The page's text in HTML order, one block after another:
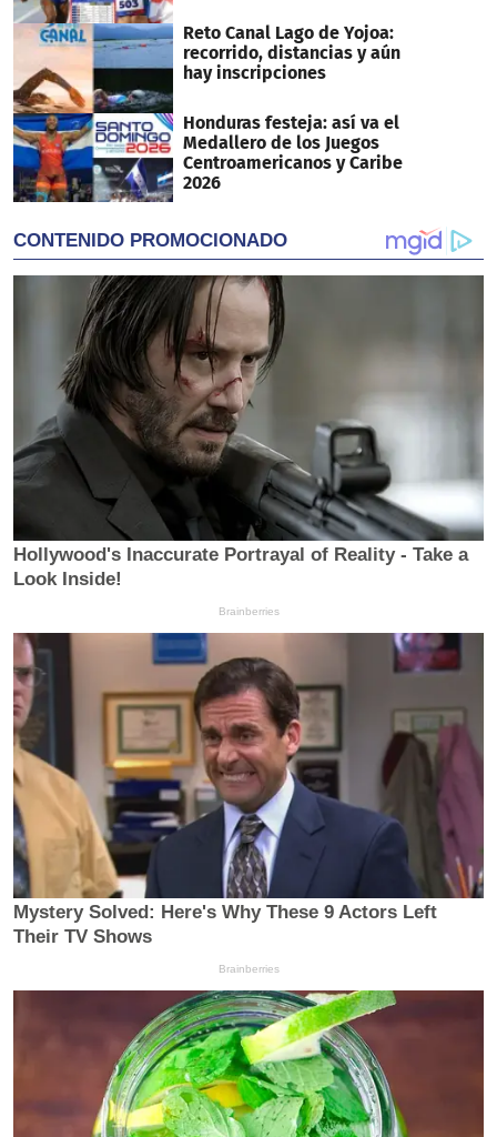
Reto Canal Lago de Yojoa:
recorrido, distancias y aún
hay inscripciones
Honduras festeja: así va el
Medallero de los Juegos
Centroamericanos y Caribe
2026